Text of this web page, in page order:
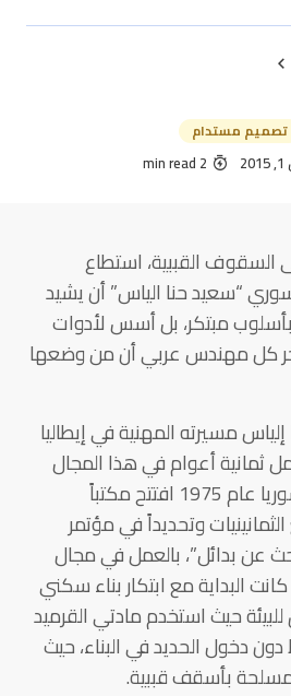
تصميم مستدام
2 min read
السقوف القببية، استطاع
“سعيد حنا الياس” أن يشيد
مبتكر، بل أسس لأدوات
كل مهندس عربي أن من وضعها
مسيرته المهنية في إيطاليا
أعوام في هذا المجال
هناك. مع عودته إلى سوريا عام 1975 افتتح مكتباً
وتحديداً في مؤتمر
عن بدائل”، بالعمل في مجال
البداية مع ابتكار بناء سكني
حيث استخدم مادتي القرميد
دخول الحديد في البناء، حيث
بأسقف قببية.